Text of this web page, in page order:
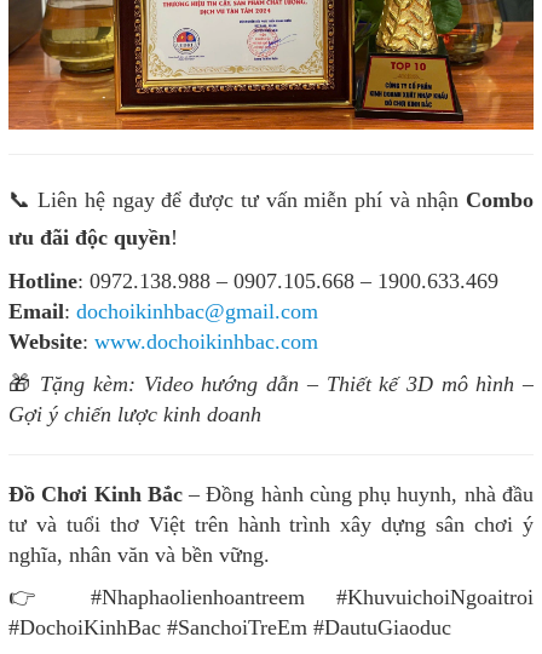
📞 Liên hệ ngay để được tư vấn miễn phí và nhận Combo
ưu đãi độc quyền!
Hotline: 0972.138.988 – 0907.105.668 – 1900.633.469
Email: dochoikinhbac@gmail.com
Website: www.dochoikinhbac.com
🎁 Tặng kèm: Video hướng dẫn – Thiết kế 3D mô hình –
Gợi ý chiến lược kinh doanh
Đồ Chơi Kinh Bắc– Đồng hành cùng phụ huynh, nhà đầu
tư và tuổi thơ Việt trên hành trình xây dựng sân chơi ý
nghĩa, nhân văn và bền vững.
👉 #Nhaphaolienhoantreem #KhuvuichoiNgoaitroi
#DochoiKinhBac #SanchoiTreEm #DautuGiaoduc